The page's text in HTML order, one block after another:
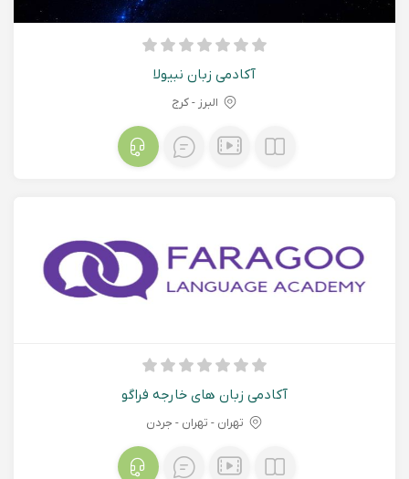
آکادمی زبان نبیولا
البرز - کرج
آکادمی زبان های خارجه فراگو
تهران - تهران - جردن